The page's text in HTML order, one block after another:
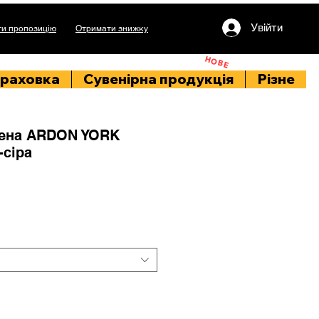
пропозицію Отримати знижку Увійти
НОВЕ
Сувенірна продукція Різне
ARDON YORK